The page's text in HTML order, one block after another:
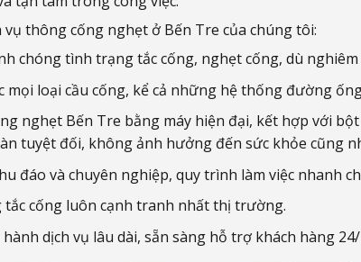
vụ thông cống nghẹt ở Bến Tre của chúng tôi:
chóng tình trạng tắc cống, nghẹt cống, dù
mọi loại cầu cống, kể cả những hệ thống đường
nghẹt Bến Tre bằng máy hiện đại, kết hợp với
tuyệt đối, không ảnh hưởng đến sức khỏe cũng
đáo và chuyên nghiệp, quy trình làm việc nhanh
tắc cống luôn cạnh tranh nhất thị trường.
dịch vụ lâu dài, sẵn sàng hỗ trợ khách hàng 24/